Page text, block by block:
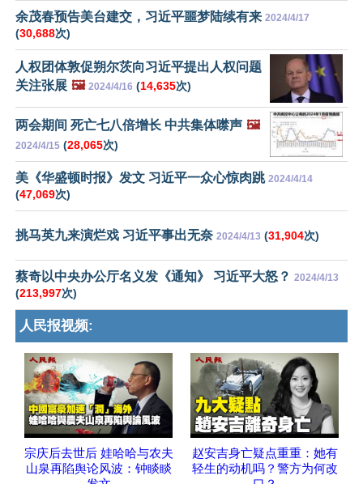
余茂春预告美台建交，习近平噩梦陆续有来 2024/4/17
(30,688次)
人权团体敦促朔尔茨向习近平提出人权问题
关注张展 🖼️ 2024/4/16 (14,635次)
两会期间 死亡七八倍增长 中共集体噤声 🖼️
2024/4/15 (28,065次)
美《华盛顿时报》发文 习近平一众心惊肉跳 2024/4/14
(47,069次)
挑马英九来演烂戏 习近平事出无奈 2024/4/13 (31,904次)
蔡奇以中央办公厅名义发《通知》 习近平大怒？ 2024/4/13
(213,997次)
人民报视频:
宗庆后去世后 娃哈哈与农夫
山泉再陷舆论风波：钟睒睒
赵安吉身亡疑点重重：她有
轻生的动机吗？警方为何改